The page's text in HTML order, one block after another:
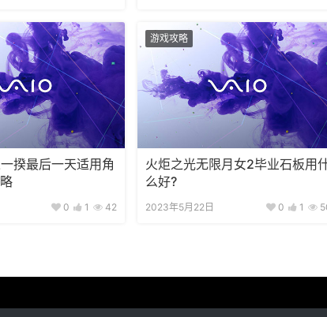
揆最后一天适用角
0 1 42
游戏攻略
火炬之光无限月女2毕业石板用
么好?
2023年5月22日 0 1